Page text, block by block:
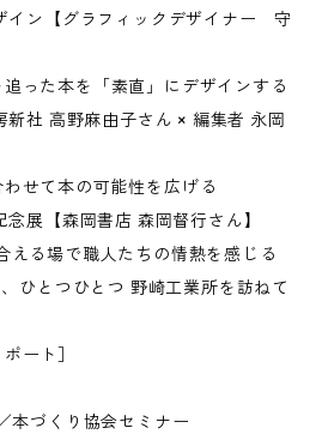
イン【グラフィックデザイナー 守
った本を「素直」にデザインする
新社 高野麻由子さん × 編集者 永岡
せて本の可能性を広げる
展【森岡書店 森岡督行さん】
える場で職人たちの情熱を感じる
ひとつひとつ 野崎工業所を訪ねて
ート］
本づくり協会セミナー